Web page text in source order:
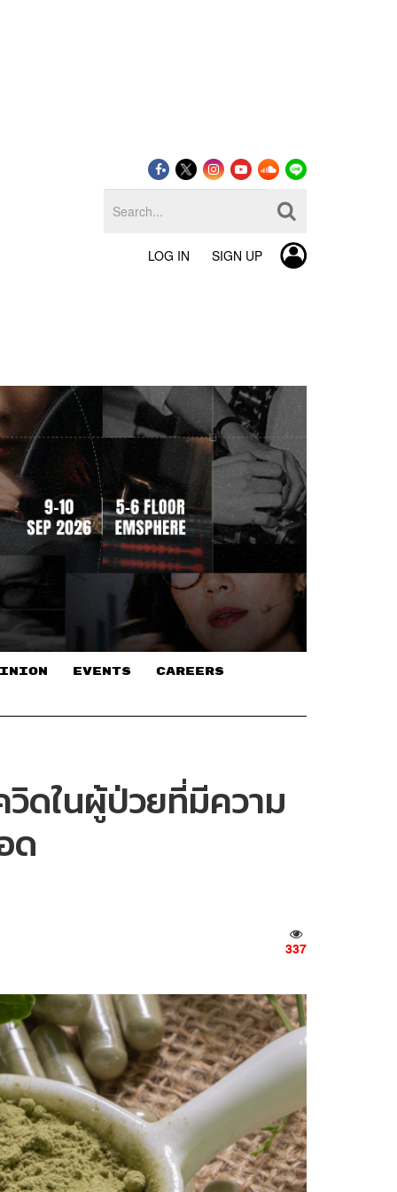
LOG IN SIGN UP
EVENTS CAREERS
วิดในผู้ป่วยที่มีความ
ด
337